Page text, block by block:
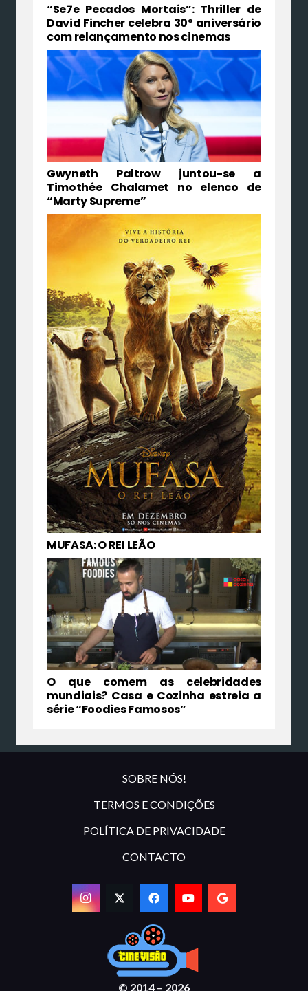
“Se7e Pecados Mortais”: Thriller de
David Fincher celebra 30º aniversário
com relançamento nos cinemas
Gwyneth Paltrow juntou-se a
Timothée Chalamet no elenco de
“Marty Supreme”
MUFASA: O REI LEÃO
O que comem as celebridades
mundiais? Casa e Cozinha estreia a
série “Foodies Famosos”
SOBRE NÓS!
TERMOS E CONDIÇÕES
POLÍTICA DE PRIVACIDADE
CONTACTO
© 2014 – 2026